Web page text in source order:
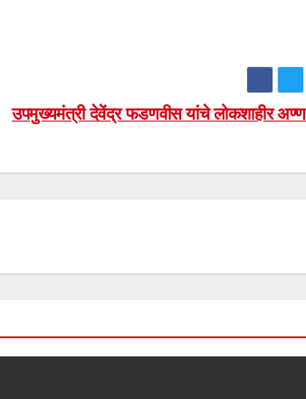
उपमुख्यमंत्री देवेंद्र फडणवीस यांचे लोकशाहीर